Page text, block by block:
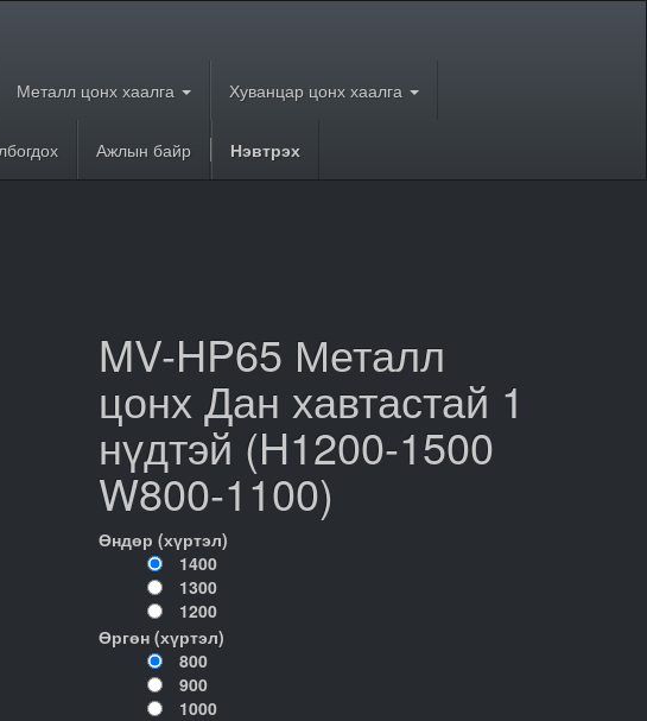
Металл цонх хаалга Хуванцар цонх хаалга
Ажлын байр Нэвтрэх
MV-HP65 Металл
цонх Дан хавтастай 1
нүдтэй (H1200-1500
W800-1100)
Өндөр (хүртэл)
1400
1300
1200
Өргөн (хүртэл)
800
900
1000